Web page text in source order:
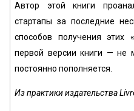
Автор этой книги
стартапы за последние
способов получения этих
первой версии книги — не
постоянно пополняется.
Из практики издательства